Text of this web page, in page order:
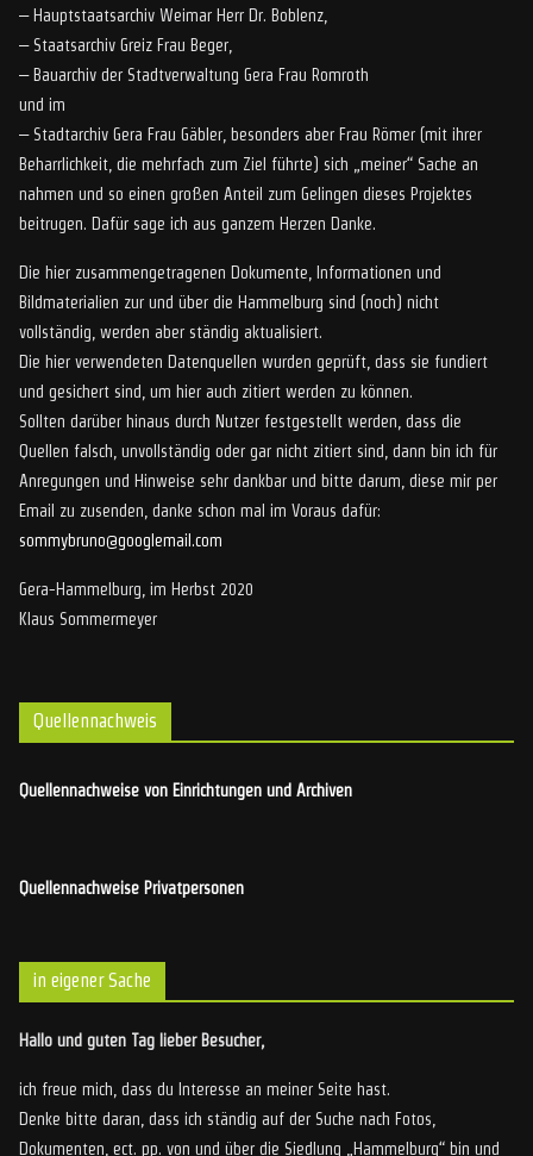
– Hauptstaatsarchiv Weimar Herr Dr. Boblenz,
– Staatsarchiv Greiz Frau Beger,
– Bauarchiv der Stadtverwaltung Gera Frau Romroth
und im
– Stadtarchiv Gera Frau Gäbler, besonders aber Frau Römer (mit ihrer
Beharrlichkeit, die mehrfach zum Ziel führte) sich „meiner“ Sache an
nahmen und so einen großen Anteil zum Gelingen dieses Projektes
beitrugen. Dafür sage ich aus ganzem Herzen Danke.
Die hier zusammengetragenen Dokumente, Informationen und
Bildmaterialien zur und über die Hammelburg sind (noch) nicht
vollständig, werden aber ständig aktualisiert.
Die hier verwendeten Datenquellen wurden geprüft, dass sie fundiert
und gesichert sind, um hier auch zitiert werden zu können.
Sollten darüber hinaus durch Nutzer festgestellt werden, dass die
Quellen falsch, unvollständig oder gar nicht zitiert sind, dann bin ich für
Anregungen und Hinweise sehr dankbar und bitte darum, diese mir per
Email zu zusenden, danke schon mal im Voraus dafür:
sommybruno@googlemail.com
Gera-Hammelburg, im Herbst 2020
Klaus Sommermeyer
Quellennachweis
Quellennachweise von Einrichtungen und Archiven
Quellennachweise Privatpersonen
in eigener Sache
Hallo und guten Tag lieber Besucher,
ich freue mich, dass du Interesse an meiner Seite hast.
Denke bitte daran, dass ich ständig auf der Suche nach Fotos,
Dokumenten, ect. pp. von und über die Siedlung „Hammelburg“ bin und